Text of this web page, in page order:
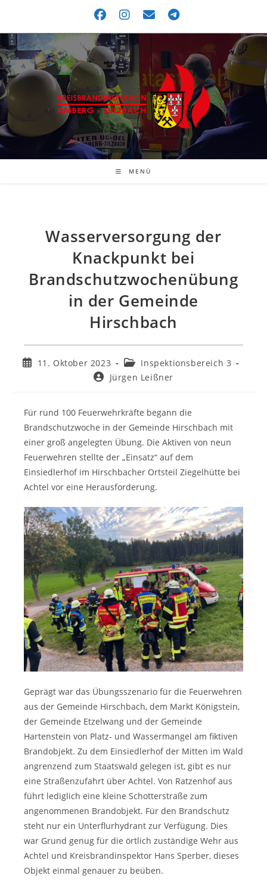
MENÜ
Wasserversorgung der
Knackpunkt bei
Brandschutzwochenübung
in der Gemeinde
Hirschbach
11. Oktober 2023
Inspektionsbereich 3
Jürgen Leißner
Für rund 100 Feuerwehrkräfte begann die
Brandschutzwoche in der Gemeinde Hirschbach mit
einer groß angelegten Übung. Die Aktiven von neun
Feuerwehren stellte der „Einsatz“ auf dem
Einsiedlerhof im Hirschbacher Ortsteil Ziegelhütte bei
Achtel vor eine Herausforderung.
Geprägt war das Übungsszenario für die Feuerwehren
aus der Gemeinde Hirschbach, dem Markt Königstein,
der Gemeinde Etzelwang und der Gemeinde
Hartenstein von Platz- und Wassermangel am fiktiven
Brandobjekt. Zu dem Einsiedlerhof der Mitten im Wald
angrenzend zum Staatswald gelegen ist, gibt es nur
eine Straßenzufahrt über Achtel. Von Ratzenhof aus
führt lediglich eine kleine Schotterstraße zum
angenommenen Brandobjekt. Für den Brandschutz
steht nur ein Unterflurhydrant zur Verfügung. Dies
war Grund genug für die örtlich zuständige Wehr aus
Achtel und Kreisbrandinspektor Hans Sperber, dieses
Objekt einmal genauer zu beüben.